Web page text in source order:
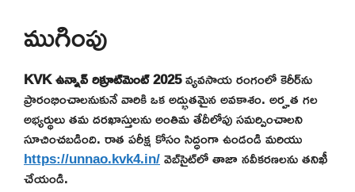
ముగింపు
KVK ఉన్నావ్ రిక్రూట్‌మెంట్ 2025వ్యవసాయ రంగంలో కెరీర్‌ను
ప్రారంభించాలనుకునే వారికి ఒక అద్భుతమైన అవకాశం. అర్హత గల
అభ్యర్థులు తమ దరఖాస్తులను అంతిమ తేదీలోపు సమర్పించాలని
సూచించబడింది. రాత పరీక్ష కోసం సిద్ధంగా ఉండండి మరియు
https://unnao.kvk4.in/వెబ్‌సైట్‌లో తాజా నవీకరణలను తనిఖీ
చేయండి.